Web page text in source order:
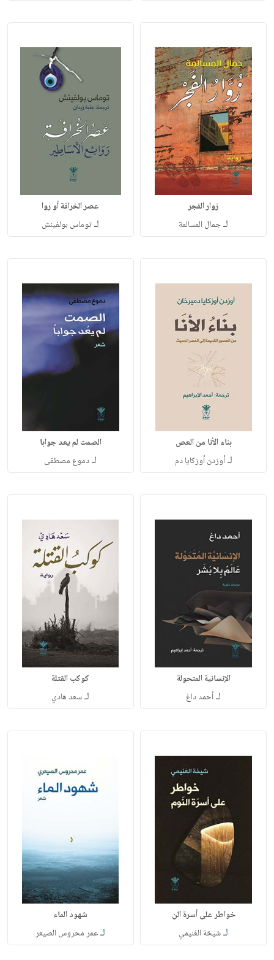
زوار الفجر
لـجمال المسالمة
عصر الخرافة أو روا
لـتوماس بولفينش
بناء الأنا من العص
لـأوزدن أوزكايا دم
الصمت لم يعد جوابا
لـدموع مصطفى
الإنسانية المتحولة
لـأحمد داغ
كوكب القتلة
لـسعد هادي
خواطر على أسرة الن
لـشيخة الغنيمي
شهود الماء
لـعمر محروس الصيعر